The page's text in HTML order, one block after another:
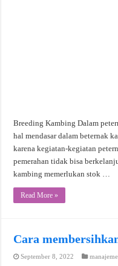
Breeding Kambing Dalam
hal mendasar dalam beternak
karena kegiatan-kegiatan
pemerahan tidak bisa
kambing memerlukan stok …
Read More »
Cara
September 8, 2022